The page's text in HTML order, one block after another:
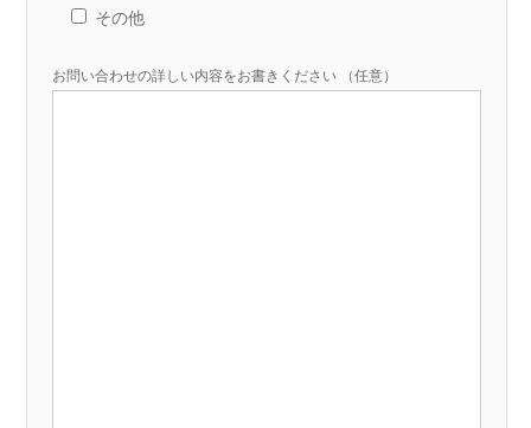
その他
お問い合わせの詳しい内容をお書きください （任意）